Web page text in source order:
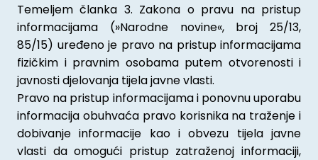
Temeljem članka 3. Zakona o pravu na pristup
informacijama (»Narodne novine«, broj 25/13,
85/15) uređeno je pravo na pristup informacijama
fizičkim i pravnim osobama putem otvorenosti i
javnosti djelovanja tijela javne vlasti.
Pravo na pristup informacijama i ponovnu uporabu
informacija obuhvaća pravo korisnika na traženje i
dobivanje informacije kao i obvezu tijela javne
vlasti da omogući pristup zatraženoj informaciji,